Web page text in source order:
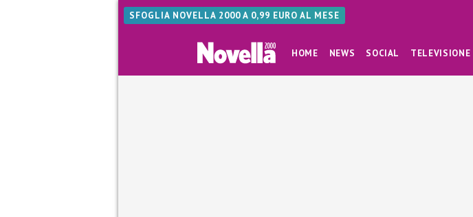
SFOGLIA NOVELLA 2000 A 0,99 EURO AL MESE
HOME NEWS SOCIAL TELEVISIONE